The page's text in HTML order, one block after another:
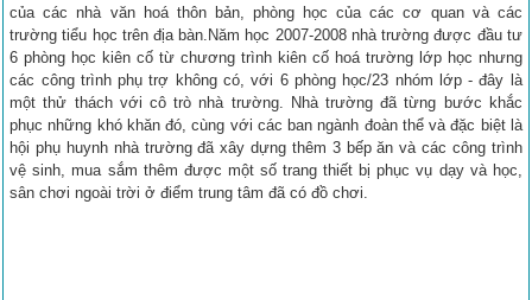
của các nhà văn hoá thôn bản, phòng học của các cơ quan và các
trường tiểu học trên địa bàn.Năm học 2007-2008 nhà trường được đầu tư
6 phòng học kiên cố từ chương trình kiên cố hoá trường lớp học nhưng
các công trình phụ trợ không có, với 6 phòng học/23 nhóm lớp - đây là
một thử thách với cô trò nhà trường. Nhà trường đã từng bước khắc
phục những khó khăn đó, cùng với các ban ngành đoàn thể và đặc biệt là
hội phụ huynh nhà trường đã xây dựng thêm 3 bếp ăn và các công trình
vệ sinh, mua sắm thêm được một số trang thiết bị phục vụ dạy và học,
sân chơi ngoài trời ở điểm trung tâm đã có đồ chơi.